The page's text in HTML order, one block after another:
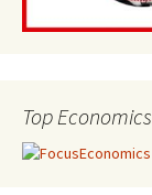
Top